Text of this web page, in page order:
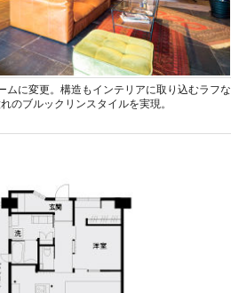
ムに変更。構造もインテリアに取り込むラフな
のブルックリンスタイルを実現。